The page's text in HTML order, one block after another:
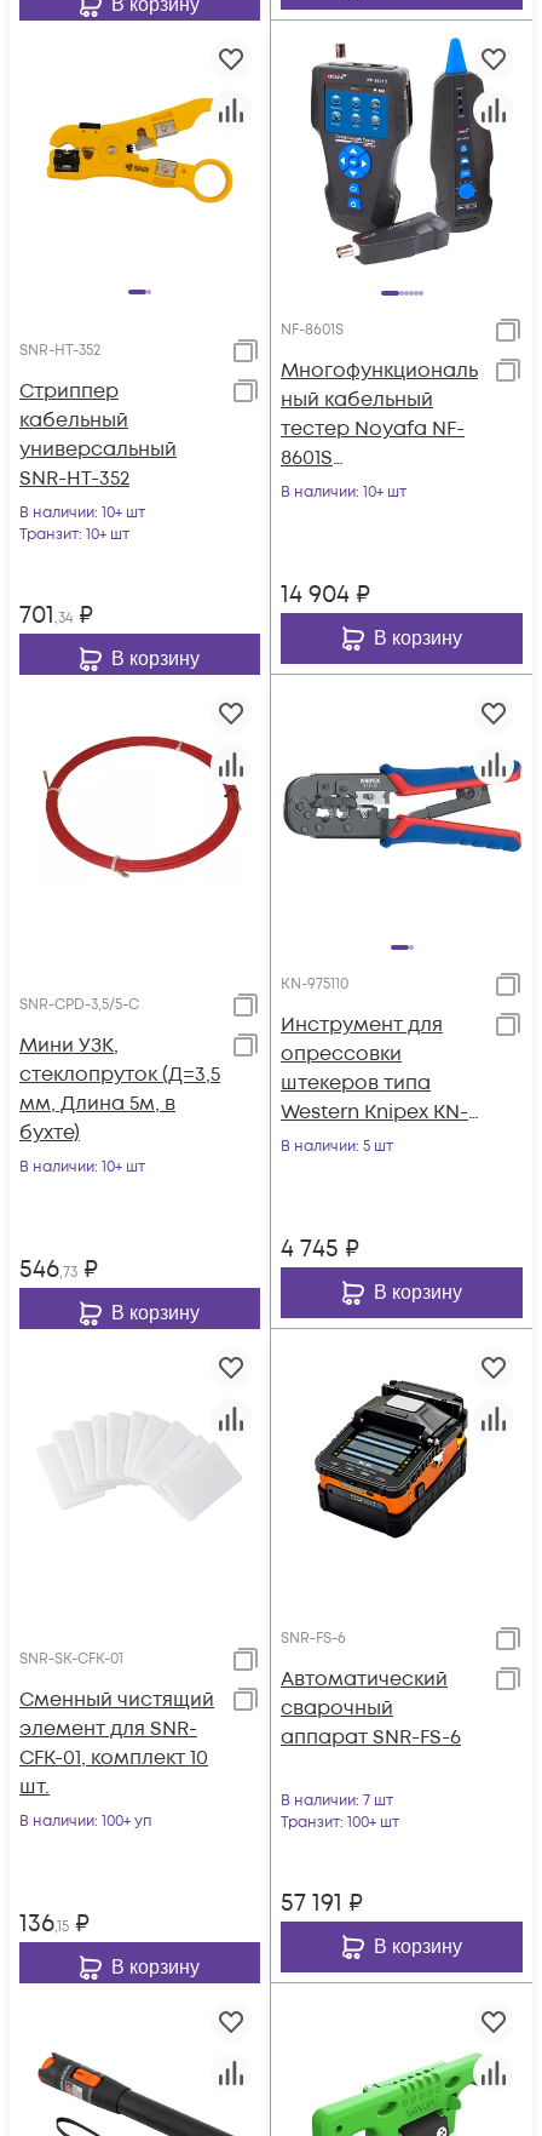
В корзину
SNR-HT-352
Стриппер
кабельный
универсальный
SNR-HT-352
В наличии: 10+ шт
Транзит: 10+ шт
701,34 ₽
В корзину
NF-8601S
Многофункциональ
ный кабельный
тестер Noyafa NF-
8601S
(Русифицированно
В наличии: 10+ шт
14 904 ₽
В корзину
SNR-CPD-3,5/5-C
Мини УЗК,
стеклопруток (Д=3,5
мм, Длина 5м, в
бухте)
В наличии: 10+ шт
546,73 ₽
В корзину
KN-975110
Инструмент для
опрессовки
штекеров типа
Western Knipex KN-
975110
В наличии: 5 шт
4 745 ₽
В корзину
SNR-SK-CFK-01
Сменный чистящий
элемент для SNR-
CFK-01, комплект 10
шт.
В наличии: 100+ уп
136,15 ₽
В корзину
SNR-FS-6
Автоматический
сварочный
аппарат SNR-FS-6
В наличии: 7 шт
Транзит: 100+ шт
57 191 ₽
В корзину